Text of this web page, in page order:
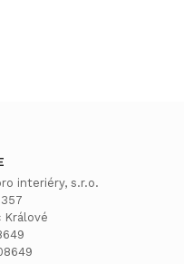
interiéry, s.r.o.
Králové